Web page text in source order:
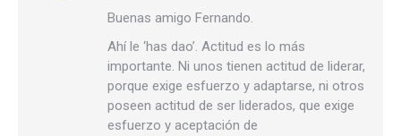
Buenas amigo Fernando.
Ahí le ‘has dao’. Actitud es lo más
importante. Ni unos tienen actitud de liderar,
porque exige esfuerzo y adaptarse, ni otros
poseen actitud de ser liderados, que exige
esfuerzo y aceptación de